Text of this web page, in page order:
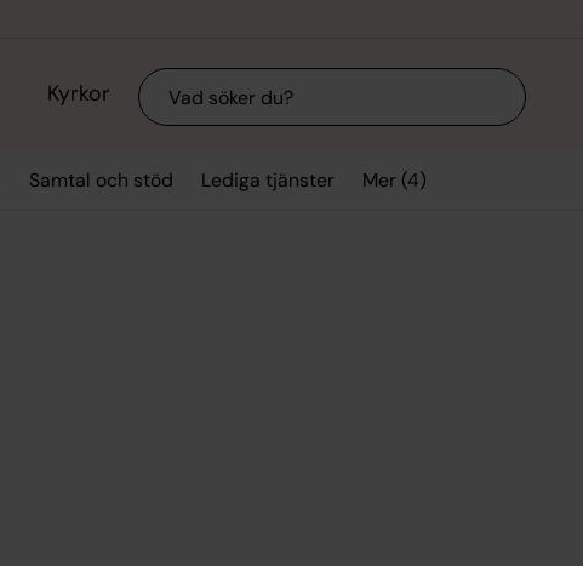
Kyrkor Sök
Samtal och stöd Lediga tjänster Mer (4)